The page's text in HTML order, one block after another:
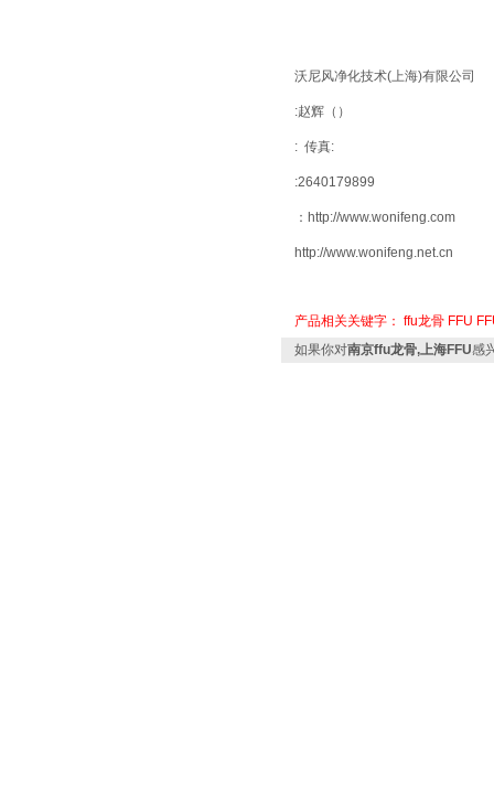
沃尼风净化技术(上海)有限公司
:赵辉（）
: 传真:
:2640179899
： http://www.wonifeng.com
http://www.wonifeng.net.cn
产品相关关键字： ffu龙骨 FFU
如果你对南京ffu龙骨,上海FFU感